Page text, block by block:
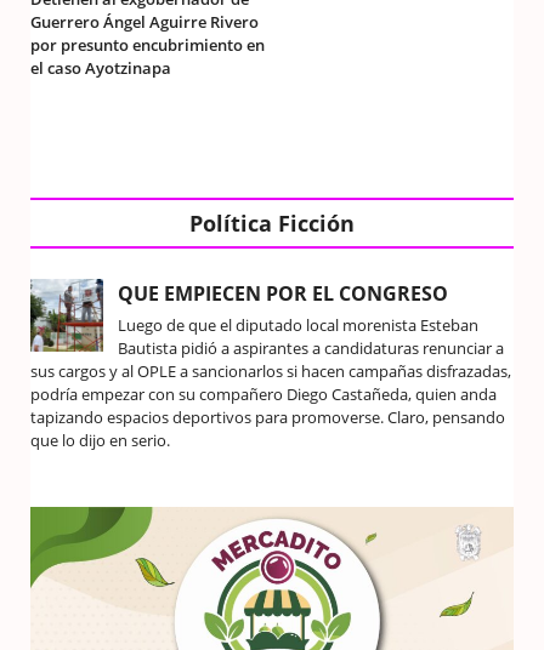
Guerrero Ángel Aguirre Rivero
por presunto encubrimiento en
el caso Ayotzinapa
Política Ficción
QUE EMPIECEN POR EL CONGRESO
Luego de que el diputado local morenista Esteban
Bautista pidió a aspirantes a candidaturas renunciar a
sus cargos y al OPLE a sancionarlos si hacen campañas disfrazadas,
podría empezar con su compañero Diego Castañeda, quien anda
tapizando espacios deportivos para promoverse. Claro, pensando
que lo dijo en serio.